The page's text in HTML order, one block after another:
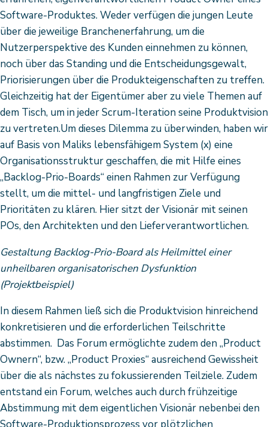
Software-Produktes. Weder verfügen die jungen Leute
über die jeweilige Branchenerfahrung, um die
Nutzerperspektive des Kunden einnehmen zu können,
noch über das Standing und die Entscheidungsgewalt,
Priorisierungen über die Produkteigenschaften zu treffen.
Gleichzeitig hat der Eigentümer aber zu viele Themen auf
dem Tisch, um in jeder Scrum-Iteration seine Produktvision
zu vertreten.Um dieses Dilemma zu überwinden, haben wir
auf Basis von Maliks lebensfähigem System (x) eine
Organisationsstruktur geschaffen, die mit Hilfe eines
„Backlog-Prio-Boards“ einen Rahmen zur Verfügung
stellt, um die mittel- und langfristigen Ziele und
Prioritäten zu klären. Hier sitzt der Visionär mit seinen
POs, den Architekten und den Lieferverantwortlichen.
Gestaltung Backlog-Prio-Board als Heilmittel einer
unheilbaren organisatorischen Dysfunktion
(Projektbeispiel)
In diesem Rahmen ließ sich die Produktvision hinreichend
konkretisieren und die erforderlichen Teilschritte
abstimmen. Das Forum ermöglichte zudem den „Product
Ownern“, bzw. „Product Proxies“ ausreichend Gewissheit
über die als nächstes zu fokussierenden Teilziele. Zudem
entstand ein Forum, welches auch durch frühzeitige
Abstimmung mit dem eigentlichen Visionär nebenbei den